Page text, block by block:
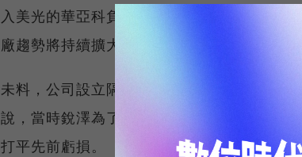
入美光的華亞科負責建廠規劃，從中熟悉氣
廠趨勢將持續擴大，決定自立門戶。
未料，公司設立隔年便遇上金融海嘯，資金
說，當時銳澤為了活命，還承攬了機場捷運
打平先前虧損。